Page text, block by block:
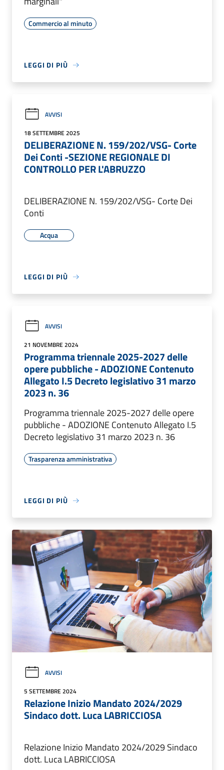
Commercio al minuto
LEGGI DI PIÙ
AVVISI
18 SETTEMBRE 2025
DELIBERAZIONE N. 159/202/VSG- Corte
Dei Conti -SEZIONE REGIONALE DI
CONTROLLO PER L'ABRUZZO
DELIBERAZIONE N. 159/202/VSG- Corte Dei
Conti
Acqua
LEGGI DI PIÙ
AVVISI
21 NOVEMBRE 2024
Programma triennale 2025-2027 delle
opere pubbliche - ADOZIONE Contenuto
Allegato I.5 Decreto legislativo 31 marzo
2023 n. 36
Programma triennale 2025-2027 delle opere
pubbliche - ADOZIONE Contenuto Allegato I.5
Decreto legislativo 31 marzo 2023 n. 36
Trasparenza amministrativa
LEGGI DI PIÙ
AVVISI
5 SETTEMBRE 2024
Relazione Inizio Mandato 2024/2029
Sindaco dott. Luca LABRICCIOSA
Relazione Inizio Mandato 2024/2029 Sindaco
dott. Luca LABRICCIOSA